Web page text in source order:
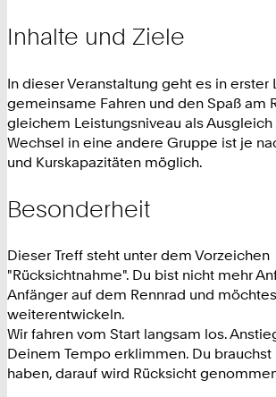
Inhalte und Ziele
In dieser Veranstaltung geht es in erster
gemeinsame Fahren und den Spaß am
gleichem Leistungsniveau als Ausgleich
Wechsel in eine andere Gruppe ist je
und Kurskapazitäten möglich.
Besonderheit
Dieser Treff steht unter dem Vorzeichen
"Rücksichtnahme". Du bist nicht mehr
Anfänger auf dem Rennrad und
weiterentwickeln.
Wir fahren vom Start langsam los.
Deinem Tempo erklimmen. Du brauchst
haben, darauf wird Rücksicht